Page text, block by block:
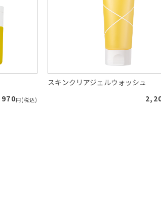
円(税込)
スキンクリアジェルウォッシュ